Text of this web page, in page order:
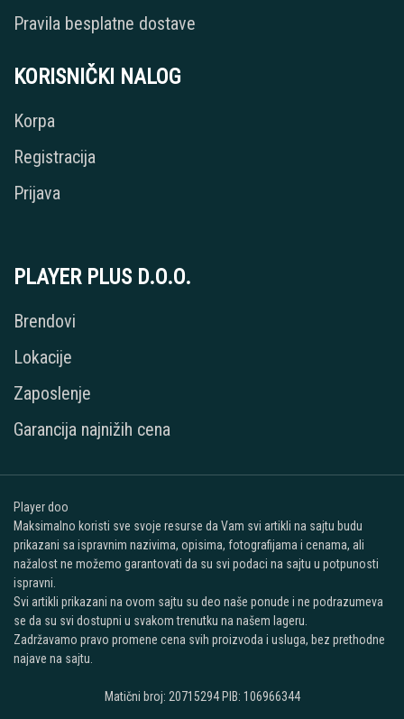
Pravila besplatne dostave
KORISNIČKI NALOG
Korpa
Registracija
Prijava
PLAYER PLUS D.O.O.
Brendovi
Lokacije
Zaposlenje
Garancija najnižih cena
Player doo
Maksimalno koristi sve svoje resurse da Vam svi artikli na sajtu budu
prikazani sa ispravnim nazivima, opisima, fotografijama i cenama, ali
nažalost ne možemo garantovati da su svi podaci na sajtu u potpunosti
ispravni.
Svi artikli prikazani na ovom sajtu su deo naše ponude i ne podrazumeva
se da su svi dostupni u svakom trenutku na našem lageru.
Zadržavamo pravo promene cena svih proizvoda i usluga, bez prethodne
najave na sajtu.
Matični broj: 20715294 PIB: 106966344